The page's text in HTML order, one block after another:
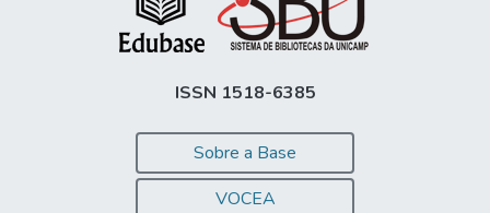
ISSN 1518-6385
Sobre a Base
VOCEA